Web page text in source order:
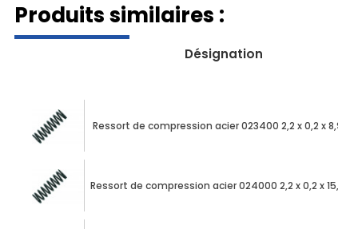
Produits similaires :
Désignation
Ressort de compression acier 023400 2,2 x 0,2 x 8,90
Ressort de compression acier 024000 2,2 x 0,2 x 15,90